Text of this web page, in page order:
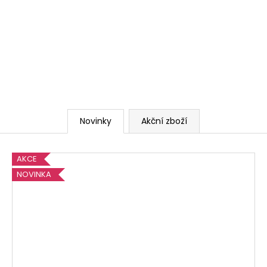
Novinky Akční zboží
AKCE
NOVINKA